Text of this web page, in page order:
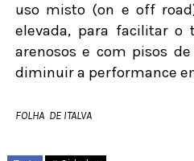
uso misto (on e off
elevada, para facilitar o
arenosos e com pisos
diminuir a performance
FOLHA DE ITALVA